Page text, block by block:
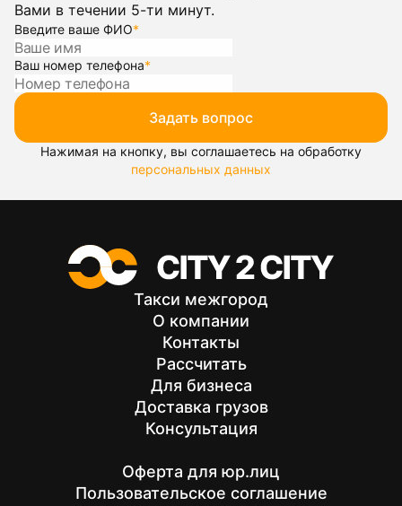
Вами в течении 5-ти минут.
Введите ваше ФИО*
Ваш номер телефона*
Задать вопрос
Нажимая на кнопку, вы соглашаетесь на обработку
персональных данных
Такси межгород
О компании
Контакты
Рассчитать
Для бизнеса
Доставка грузов
Консультация
Оферта для юр.лиц
Пользовательское соглашение